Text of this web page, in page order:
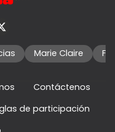
Marie Claire
Contáctenos
de participación